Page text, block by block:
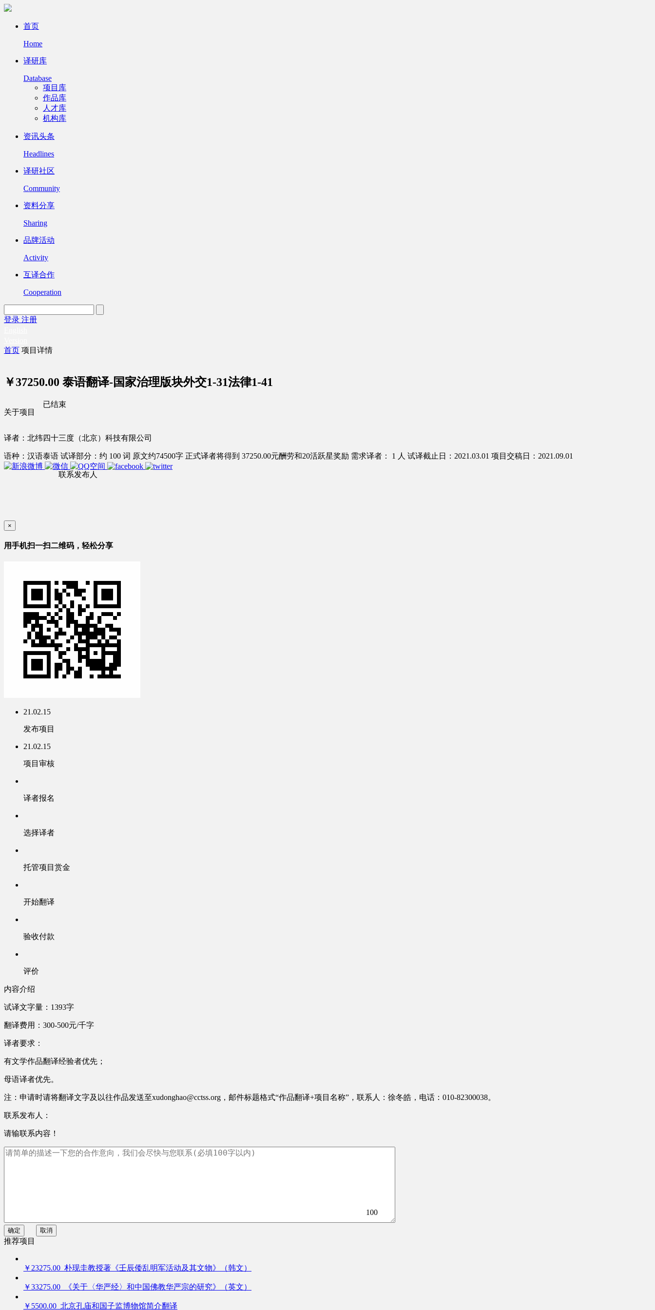
首页
Home
译研库
Database
项目库
作品库
人才库
机构库
资讯头条
Headlines
译研社区
Community
资料分享
Sharing
品牌活动
Activity
互译合作
Cooperation
登录 注册
首页 项目详情
￥37250.00 泰语翻译-国家治理版块外交1-31法律1-41
关于项目
译者：北纬四十三度（北京）科技有限公司
语种：汉语泰语 试译部分：约 100 词 原文约74500字 正式译者将得到 37250.00元酬劳和20活跃星奖励 需求译者： 1 人 试译截止日：2021.03.01 项目交稿日：2021.09.01
联系发布人
已结束
×
用手机扫一扫二维码，轻松分享
21.02.15
发布项目
21.02.15
项目审核
译者报名
选择译者
托管项目赏金
开始翻译
验收付款
评价
内容介绍
试译文字量：1393字
翻译费用：300-500元/千字
译者要求：
有文学作品翻译经验者优先；
母语译者优先。
注：申请时请将翻译文字及以往作品发送至xudonghao@cctss.org，邮件标题格式“作品翻译+项目名称”，联系人：徐冬皓，电话：010-82300038。
联系发布人：
请输联系内容！
100
确定 取消
推荐项目
￥23275.00 朴现圭教授著《壬辰倭乱明军活动及其文物》（韩文）
￥33275.00 《关于〈华严经〉和中国佛教华严宗的研究》（英文）
￥5500.00 北京孔庙和国子监博物馆简介翻译